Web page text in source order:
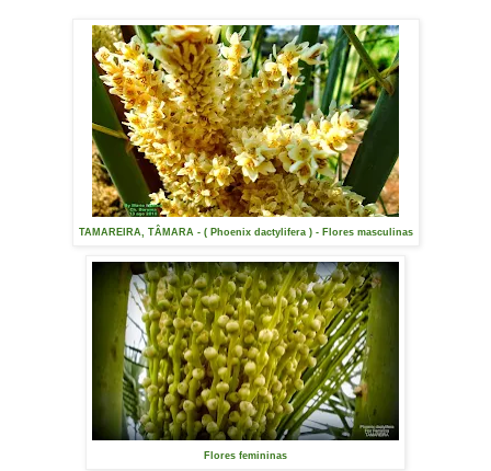
TAMAREIRA, TÂMARA - ( Phoenix dactylifera ) - Flores masculinas
Flores femininas